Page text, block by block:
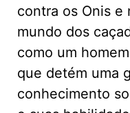
contra os Onis e
mundo dos
como um
que detém uma
conhecimento